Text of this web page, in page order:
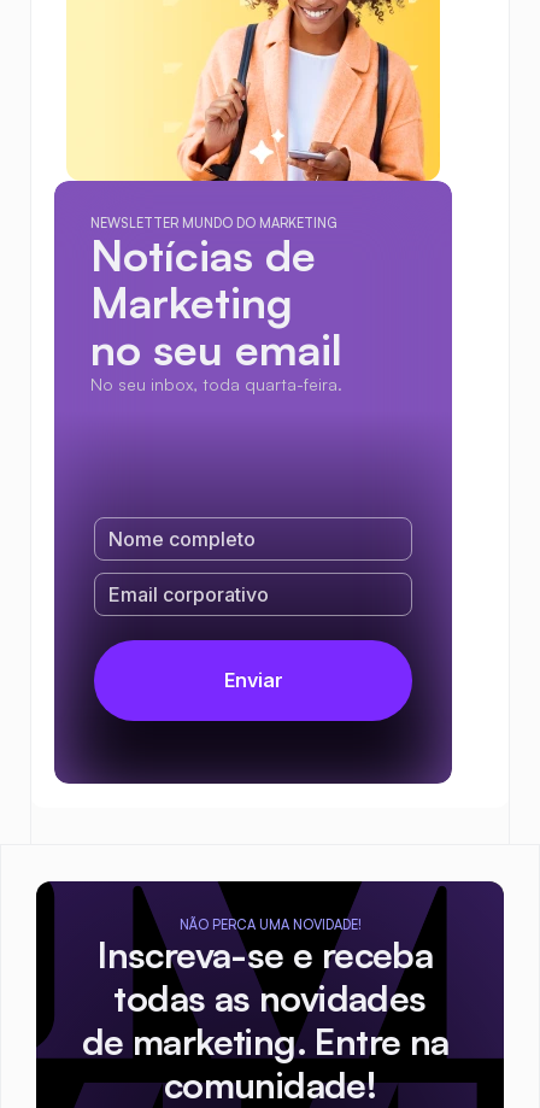
NEWSLETTER MUNDO DO MARKETING
Notícias de
Marketing
no seu email
No seu inbox, toda quarta-feira.
NÃO PERCA UMA NOVIDADE!
Inscreva-se e receba
todas as novidades
de marketing. Entre na
comunidade!